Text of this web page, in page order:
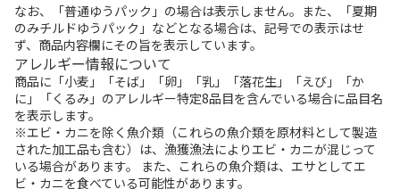
なお、「普通ゆうパック」の場合は表示しません。また、「夏期
のみチルドゆうパック」などとなる場合は、記号での表示はせ
ず、商品内容欄にその旨を表示しています。
アレルギー情報について
商品に「小麦」「そば」「卵」「乳」「落花生」「えび」「か
に」「くるみ」のアレルギー特定8品目を含んでいる場合に品目名
を表示します。
※エビ・カニを除く魚介類（これらの魚介類を原材料として製造
された加工品も含む）は、漁獲漁法によりエビ・カニが混じって
いる場合があります。 また、これらの魚介類は、エサとしてエ
ビ・カニを食べている可能性があります。